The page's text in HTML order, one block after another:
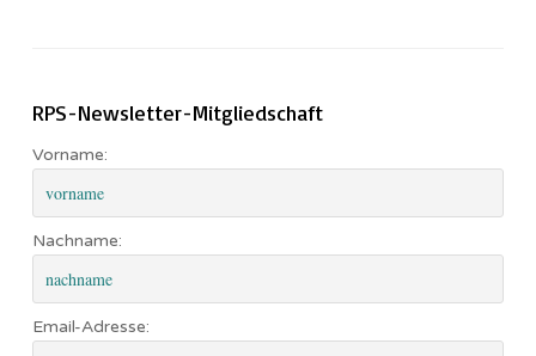
RPS-Newsletter-Mitgliedschaft
Vorname:
Nachname:
Email-Adresse: